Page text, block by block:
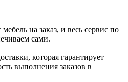
на заказ, и весь сервис по
сами.
которая гарантирует
выполнения заказов в